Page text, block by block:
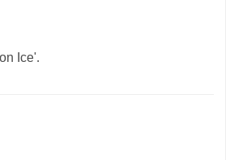
Ice'.